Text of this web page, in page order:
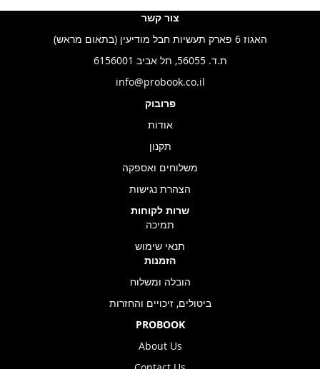
צור קשר
האגוז 6 פארק תעשיות חבל מודיעין (בתאום מראש)
ת.ד. 56055, תל אביב 6156001
info@probook.co.il
פרובוק
אודות
תקנון
משלוחים ואספקה
הצהרת נגישות
שרות לקוחות
תמיכה
תנאי שימוש
הזמנות
הובלה ומשלוח
ביטולים, זיכויים והחזרות
PROBOOK
About Us